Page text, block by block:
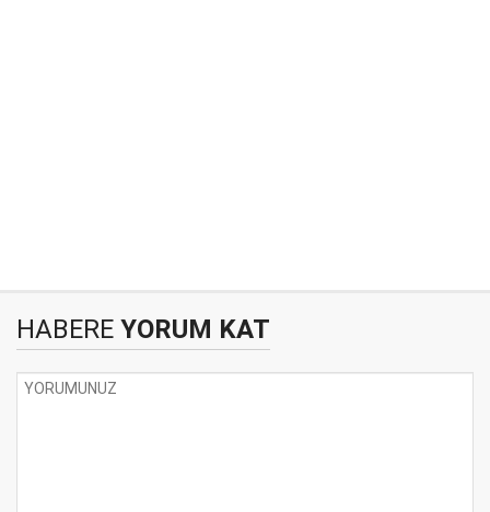
HABERE YORUM KAT